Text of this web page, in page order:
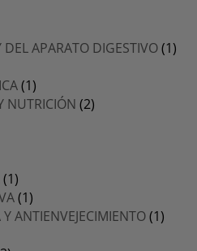
DEL APARATO DIGESTIVO(1)
(1)
NUTRICIÓN (2)
(1)
(1)
ANTIENVEJECIMIENTO(1)